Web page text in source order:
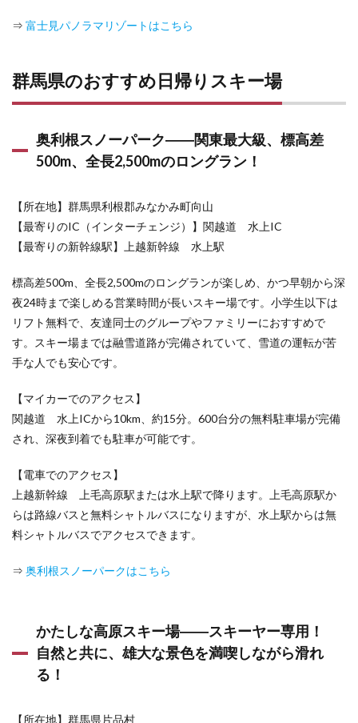
で行
くメ
デメ
リッ
ト
もう
少し
討す
ら
――
目的
別ス
キー
場紹
介ペ
ージ
から
⇒ 富士見パノラマリゾートはこちら
群馬県のおすすめ日帰りスキー場
奥利根スノーパーク――関東最大級、標高差
500m、全長2,500mのロングラン！
【所在地】群馬県利根郡みなかみ町向山
【最寄りのIC（インターチェンジ）】関越道 水上IC
【最寄りの新幹線駅】上越新幹線 水上駅
標高差500m、全長2,500mのロングランが楽しめ、かつ早朝から深
夜24時まで楽しめる営業時間が長いスキー場です。小学生以下は
リフト無料で、友達同士のグループやファミリーにおすすめで
す。スキー場までは融雪道路が完備されていて、雪道の運転が苦
手な人でも安心です。
【マイカーでのアクセス】
関越道 水上ICから10km、約15分。600台分の無料駐車場が完備
され、深夜到着でも駐車が可能です。
【電車でのアクセス】
上越新幹線 上毛高原駅または水上駅で降ります。上毛高原駅か
らは路線バスと無料シャトルバスになりますが、水上駅からは無
料シャトルバスでアクセスできます。
⇒ 奥利根スノーパークはこちら
かたしな高原スキー場――スキーヤー専用！
自然と共に、雄大な景色を満喫しながら滑れ
る！
【所在地】群馬県片品村